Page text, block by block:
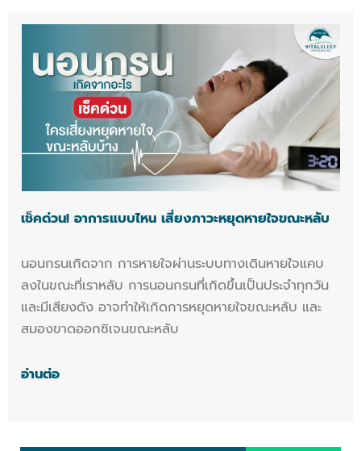
เช็คด่วน! อาการแบบไหน เสี่ยงภาวะหยุดหายใจขณะหลับ
นอนกรนเกิดจาก การหายใจผ่านระบบทางเดินหายใจแคบ
ลงในขณะที่เราหลับ การนอนกรนที่เกิดขึ้นเป็นประจำทุกวัน
และมีเสียงดัง อาจทำให้เกิดการหยุดหายใจขณะหลับ และ
สมองขาดออกซิเจนขณะหลับ
อ่านต่อ